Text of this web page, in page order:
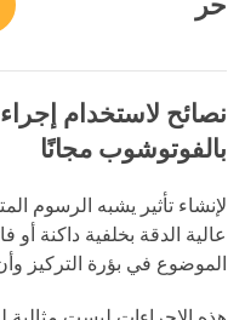
نصائح لاستخدام
بالفوتوشوب مجانًا
لإنشاء تأثير يشبه الرسوم
عالية الدقة بخلفية داكنة
الموضوع في بؤرة التركيز